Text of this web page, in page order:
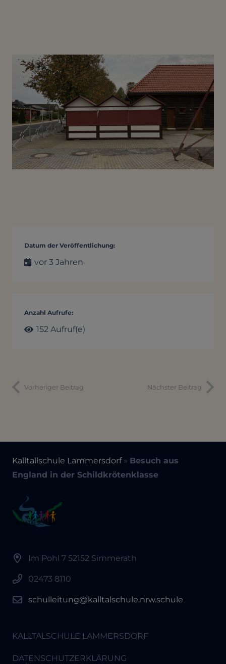
Datum der Veröffentlichung:
vor 3 Jahren
Anzahl Aufrufe:
152 Aufruf(e)
Vorheriger Beitrag Nächster Beitrag
Kalltallschule Lammersdorf» Besuch aus
England in der Schildkrötenklasse
Im Pohl 7 52152 Simmerath
02473 8110
schulleitung@kalltalschule.nrw.schule
KALLTALSCHULE LAMMERSDORF
DATENSCHUTZERKLÄRUNG